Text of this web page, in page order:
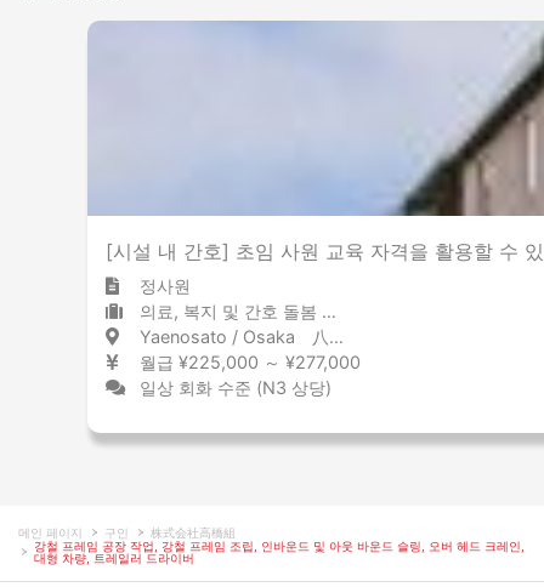
[시설 내 간호] 초임 사원 교육 자격을 활용할 수
정사원
의료, 복지 및 간호 돌봄 시설
Yaenosato / Osaka 八戸ノ里 / 大阪府
월급 ¥225,000 ～ ¥277,000
일상 회화 수준 (N3 상당)
메인 페이지 구인
株式会社高橋組
강철 프레임 공장 작업, 강철 프레임 조립, 인바운드 및 아웃 바운드 슬링, 오버 헤드 크레인,
대형 차량, 트레일러 드라이버